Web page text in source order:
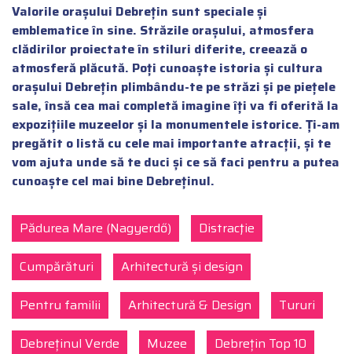
Valorile orașului Debrețin sunt speciale și
emblematice în sine. Străzile orașului, atmosfera
clădirilor proiectate în stiluri diferite, creează o
atmosferă plăcută. Poți cunoaște istoria și cultura
orașului Debrețin plimbându-te pe străzi și pe piețele
sale, însă cea mai completă imagine îți va fi oferită la
expozițiile muzeelor și la monumentele istorice. Ți-am
pregătit o listă cu cele mai importante atracții, și te
vom ajuta unde să te duci și ce să faci pentru a putea
cunoaște cel mai bine Debreținul.
Pădurea Mare (Nagyerdő)
Distracţie
Cumpărături
Arhitectură și design
Pentru familii
Arhitectură & Design
Tururi
Debreținul Verde
Muzee
Debrețin Top 10